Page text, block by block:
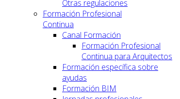
Otras regulaciones
Formación Profesional
Continua
Canal Formación
Formación Profesional
Continua para Arquitectos
Formación específica sobre
ayudas
Formación BIM